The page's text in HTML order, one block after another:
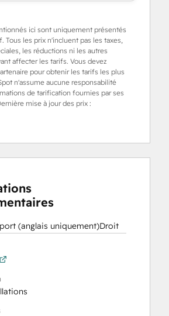
ici sont uniquement présentés
Tous les prix n'incluent pas les taxes,
les réductions ni les autres
affecter les tarifs. Vous devez
pour obtenir les tarifs les plus
n'assume aucune responsabilité
de tarification fournies par ses
mise à jour des prix :
(anglais uniquement)Droit